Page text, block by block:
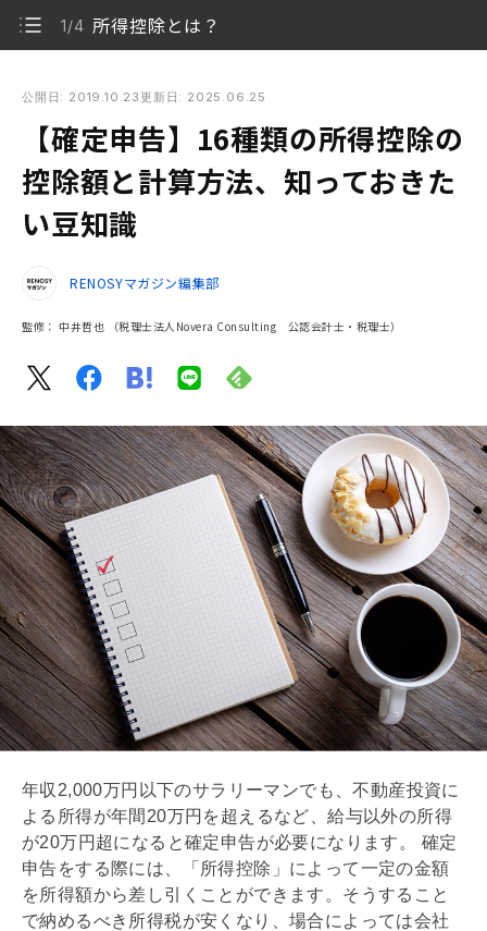
1/4 所得控除とは？
きたい豆知識
1/4 所得控除とは？
2/4 所得控除の種類
所得控除で知っておきたい豆知識
4/4 まとめ
公開日: 2019.10.23 更新日: 2025.06.25
【確定申告】16種類の所得控除の
控除額と計算方法、知っておきた
い豆知識
RENOSYマガジン編集部
監修： 中井哲也 （税理士法人Novera Consulting 公認会計士・税理士）
年収2,000万円以下のサラリーマンでも、不動産投資に
よる所得が年間20万円を超えるなど、給与以外の所得
が20万円超になると確定申告が必要になります。 確定
申告をする際には、「所得控除」によって一定の金額
を所得額から差し引くことができます。そうすること
で納めるべき所得税が安くなり、場合によっては会社